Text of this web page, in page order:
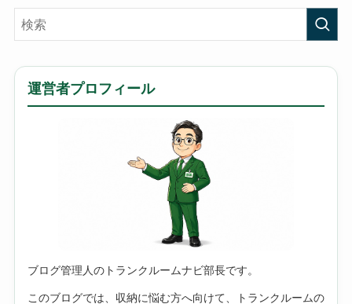
運営者プロフィール
ブログ管理人のトランクルームナビ部長です。
このブログでは、収納に悩む方へ向けて、トランクルームの